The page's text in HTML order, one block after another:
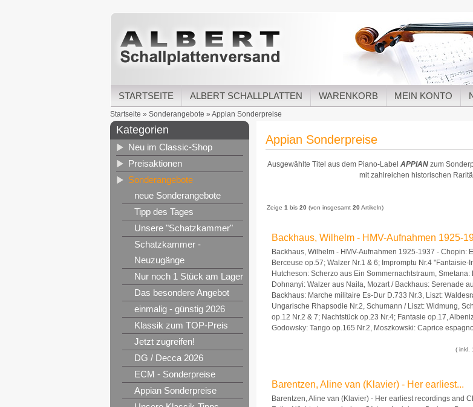
STARTSEITE ALBERT SCHALLPLATTEN WARENKORB MEIN KONTO
Startseite » Sonderangebote » Appian Sonderpreise
Kategorien
Neu im Classic-Shop
Preisaktionen
Sonderangebote
neue Sonderangebote
Tipp des Tages
Unsere "Schatzkammer"
Schatzkammer -
Neuzugänge
Nur noch 1 Stück am Lager
Das besondere Angebot
einmalig - günstig 2026
Klassik zum TOP-Preis
Jetzt zugreifen!
DG / Decca 2026
ECM - Sonderpreise
Appian Sonderpreise
Appian Sonderpreise
Ausgewählte Titel aus dem Piano-Label APPIAN zum
mit zahlreichen historischen
Zeige 1 bis 20 (von insgesamt 20 Artikeln)
Backhaus, Wilhelm - HMV-Aufnahmen 1925-
Backhaus, Wilhelm - HMV-Aufnahmen 1925-1937 - Chopin:
Berceuse op.57; Walzer Nr.1 & 6; Impromptu Nr.4
Hutcheson: Scherzo aus Ein Sommernachtstraum, Smetana:
Dohnanyi: Walzer aus Naila, Mozart / Backhaus: Serenade
Backhaus: Marche militaire Es-Dur D.733 Nr.3, Liszt:
Ungarische Rhapsodie Nr.2, Schumann / Liszt: Widmung,
op.12 Nr.2 & 7; Nachtstück op.23 Nr.4; Fantasie op.17,
Godowsky: Tango op.165 Nr.2, Moszkowski: Caprice
( inkl.
Barentzen, Aline van (Klavier) - Her earliest...
Barentzen, Aline van (Klavier) - Her earliest recordings and